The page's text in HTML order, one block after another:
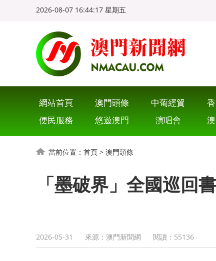
2026-08-07 16:44:19 星期五
網站首頁 澳門頭條 中葡經貿
便民服務
悠遊澳門 演唱會
當前位置： 首頁 > 澳門頭條
「墨破界」全國巡回
2026-05-31 來源：澳門新聞網 閱讀： 55136